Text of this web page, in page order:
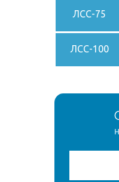
ЛСС-75
ЛСС-100